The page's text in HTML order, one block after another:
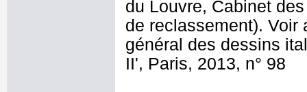
du Louvre, Cabinet
de reclassement). Voir
général des dessins
II', Paris, 2013, n° 98